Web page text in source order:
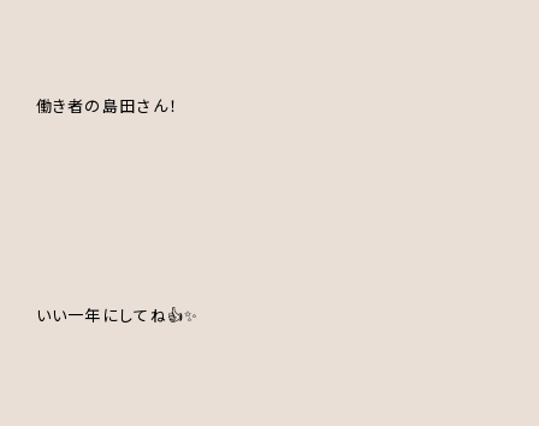
働き者の島田さん！
いい一年にしてね👍✨